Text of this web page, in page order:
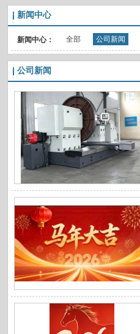
新闻中心
新闻中心： 全部 公司新闻
公司新闻